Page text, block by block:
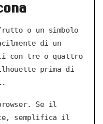
o un simbolo
di un
con tre o quattro
prima di
Se il
semplifica il